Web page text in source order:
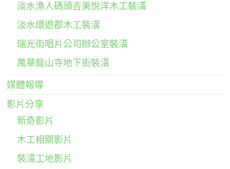
淡水漁人碼頭吉美悅洋木工裝潢
淡水環遊郡木工裝潢
瑞光街唱片公司辦公室裝潢
萬華龍山寺地下街裝潢
媒體報導
影片分享
新奇影片
木工相關影片
裝潢工地影片